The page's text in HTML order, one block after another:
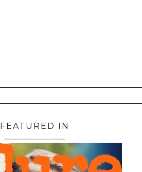
FEATURED IN